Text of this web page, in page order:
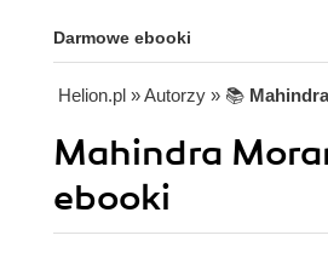
Darmowe ebooki
Helion.pl » Autorzy » 📚
Mahindra
ebooki